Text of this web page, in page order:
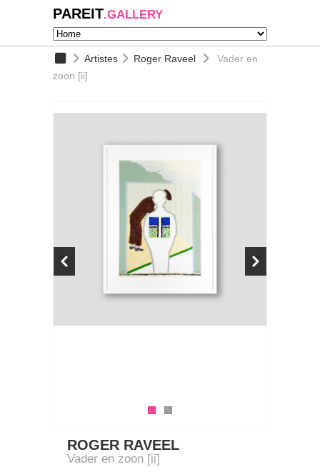
PAREIT.GALLERY
Artistes Roger Raveel
Vader en
zoon [ii]
ROGER RAVEEL
Vader en zoon [ii]